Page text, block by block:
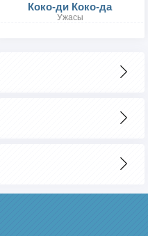
Коко-ди Коко-да
Ужасы